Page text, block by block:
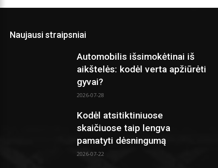
Naujausi straipsniai
Automobilis išsimokėtinai iš
aikštelės: kodėl verta apžiūrėti
gyvai?
2026-07-28
Kodėl atsitiktiniuose
skaičiuose taip lengva
pamatyti dėsningumą
2026-07-22